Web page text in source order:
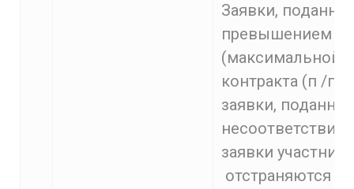
Заявки,
превышением
(максимальной)
контракта (п /п.
заявки,
заявки
отстраняются и